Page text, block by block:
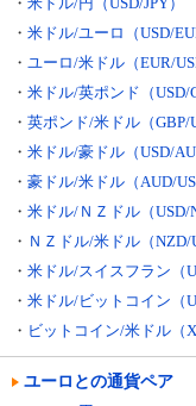
・ 米ドル/ユーロ（USD/
・ ユーロ/米ドル（EUR/
・ 米ドル/英ポンド（USD/
・ 英ポンド/米ドル（GBP/
・ 米ドル/豪ドル（USD/
・ 豪ドル/米ドル（AUD/
・ 米ドル/ＮＺドル（USD/
・ ＮＺドル/米ドル（NZD/
・ 米ドル/スイスフラン（
・ 米ドル/ビットコイン（
・ ビットコイン/米ドル（
ユーロとの通貨ペア